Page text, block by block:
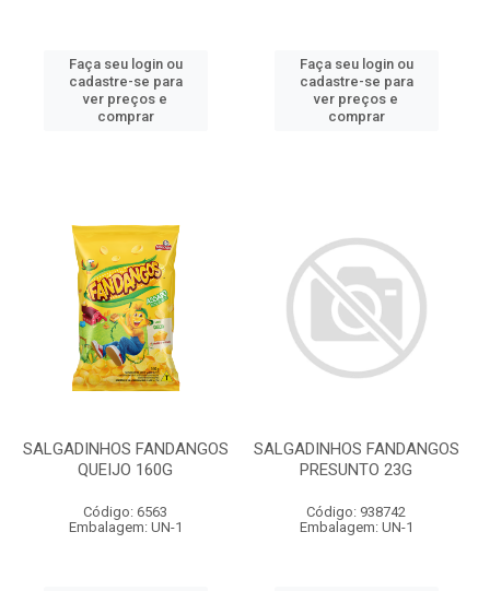
Faça seu login ou
cadastre-se para
ver preços e
comprar
Faça seu login ou
cadastre-se para
ver preços e
comprar
SALGADINHOS FANDANGOS
QUEIJO 160G
Código: 6563
Embalagem: UN-1
SALGADINHOS FANDANGOS
PRESUNTO 23G
Código: 938742
Embalagem: UN-1